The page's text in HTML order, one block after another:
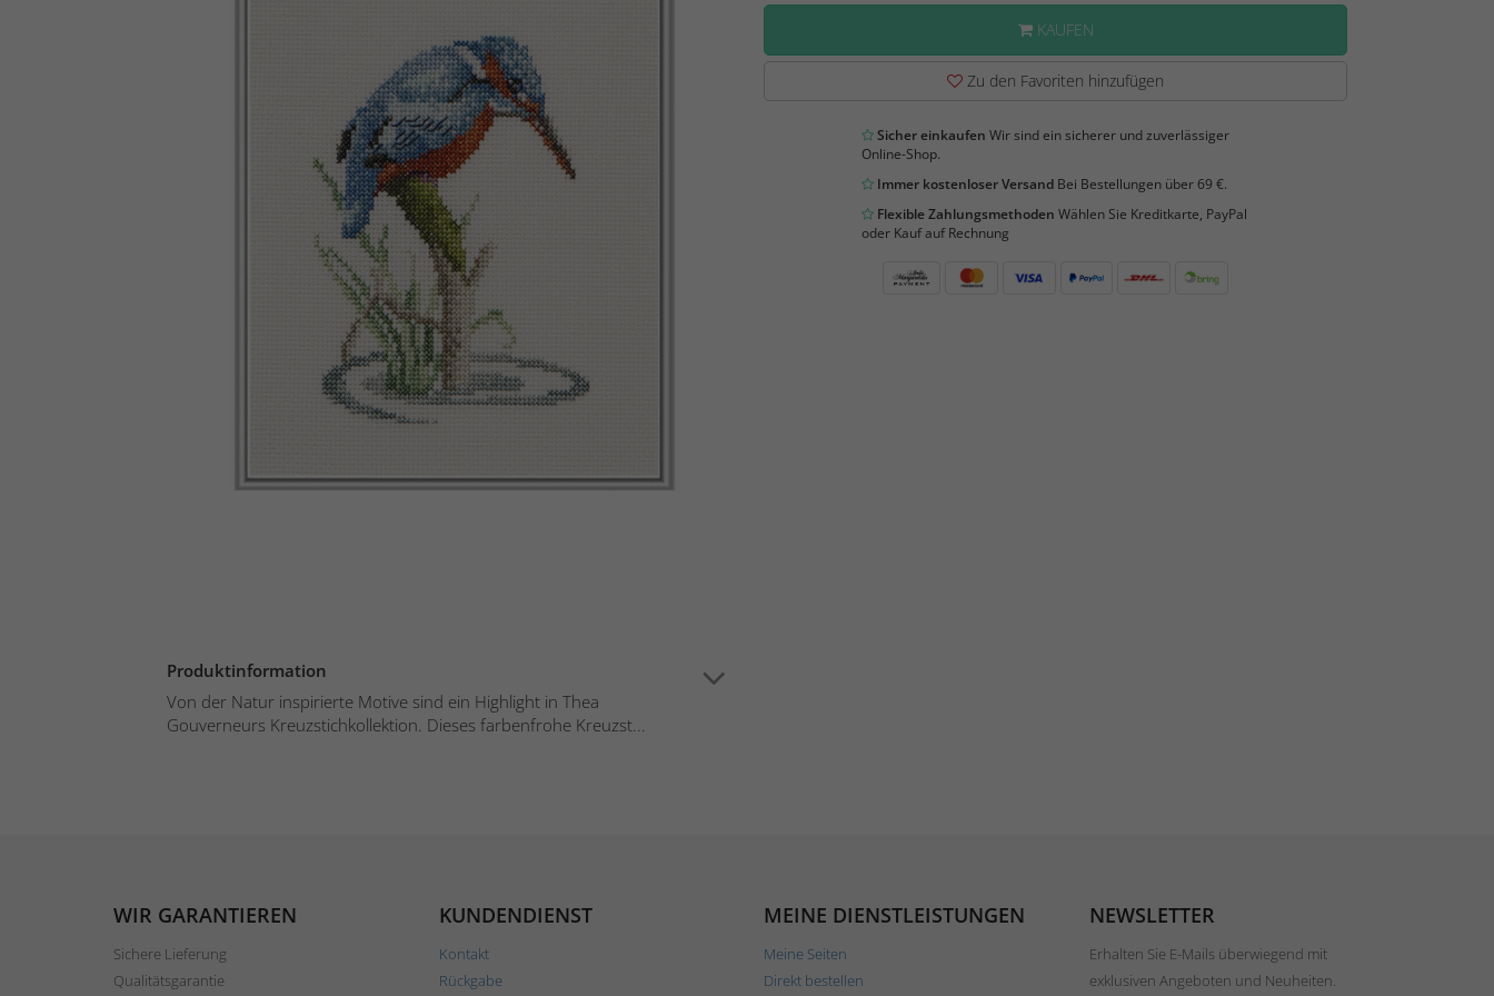
Produktinformation
Von der Natur inspirierte Motive sind ein Highlight in Thea
Gouverneurs Kreuzstichkollektion. Dieses farbenfrohe Kreuzst...
KAUFEN
Zu den Favoriten hinzufügen
Sicher einkaufen Wir sind ein sicherer und zuverlässiger
Online-Shop.
Immer kostenloser VersandBei Bestellungen über 69 €.
Flexible Zahlungsmethoden Wählen Sie Kreditkarte, PayPal
oder Kauf auf Rechnung
WIR GARANTIEREN
Sichere Lieferung
Qualitätsgarantie
KUNDENDIENST
Kontakt
Rückgabe
MEINE DIENSTLEISTUNGEN
Meine Seiten
Direkt bestellen
NEWSLETTER
Erhalten Sie E-Mails überwiegend mit
exklusiven Angeboten und Neuheiten.